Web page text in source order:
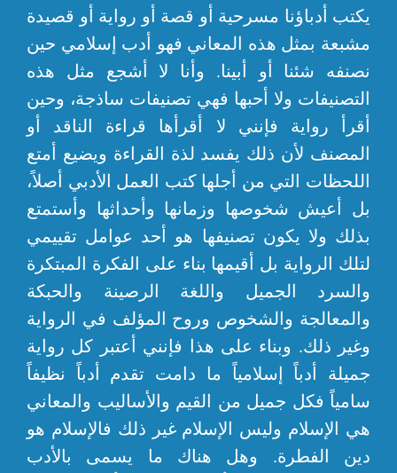
يكتب أدباؤنا مسرحية أو قصة أو رواية أو قصيدة
مشبعة بمثل هذه المعاني فهو أدب إسلامي حين
نصنفه شئنا أو أبينا. وأنا لا أشجع مثل هذه
التصنيفات ولا أحبها فهي تصنيفات ساذجة، وحين
أقرأ رواية فإنني لا أقرأها قراءة الناقد أو
المصنف لأن ذلك يفسد لذة القراءة ويضيع أمتع
اللحظات التي من أجلها كتب العمل الأدبي أصلاً،
بل أعيش شخوصها وزمانها وأحداثها وأستمتع
بذلك ولا يكون تصنيفها هو أحد عوامل تقييمي
لتلك الرواية بل أقيمها بناء على الفكرة المبتكرة
والسرد الجميل واللغة الرصينة والحبكة
والمعالجة والشخوص وروح المؤلف في الرواية
وغير ذلك. وبناء على هذا فإنني أعتبر كل رواية
جميلة أدباً إسلامياً ما دامت تقدم أدباً نظيفاً
سامياً فكل جميل من القيم والأساليب والمعاني
هي الإسلام وليس الإسلام غير ذلك فالإسلام هو
دين الفطرة. وهل هناك ما يسمى بالأدب